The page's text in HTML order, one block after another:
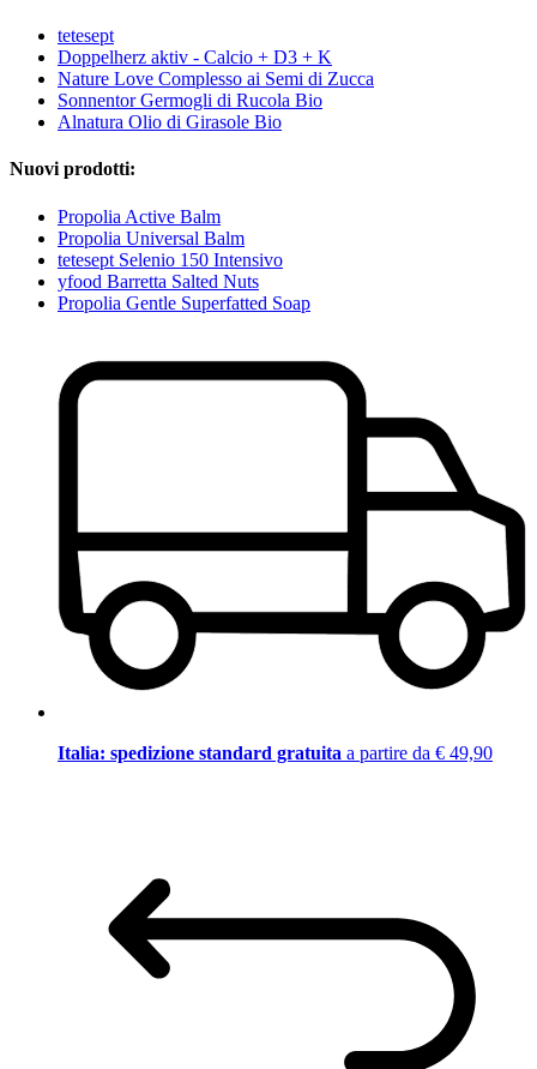
tetesept
Doppelherz aktiv - Calcio + D3 + K
Nature Love Complesso ai Semi di Zucca
Sonnentor Germogli di Rucola Bio
Alnatura Olio di Girasole Bio
Nuovi prodotti:
Propolia Active Balm
Propolia Universal Balm
tetesept Selenio 150 Intensivo
yfood Barretta Salted Nuts
Propolia Gentle Superfatted Soap
Italia: spedizione standard gratuita a partire da € 49,90